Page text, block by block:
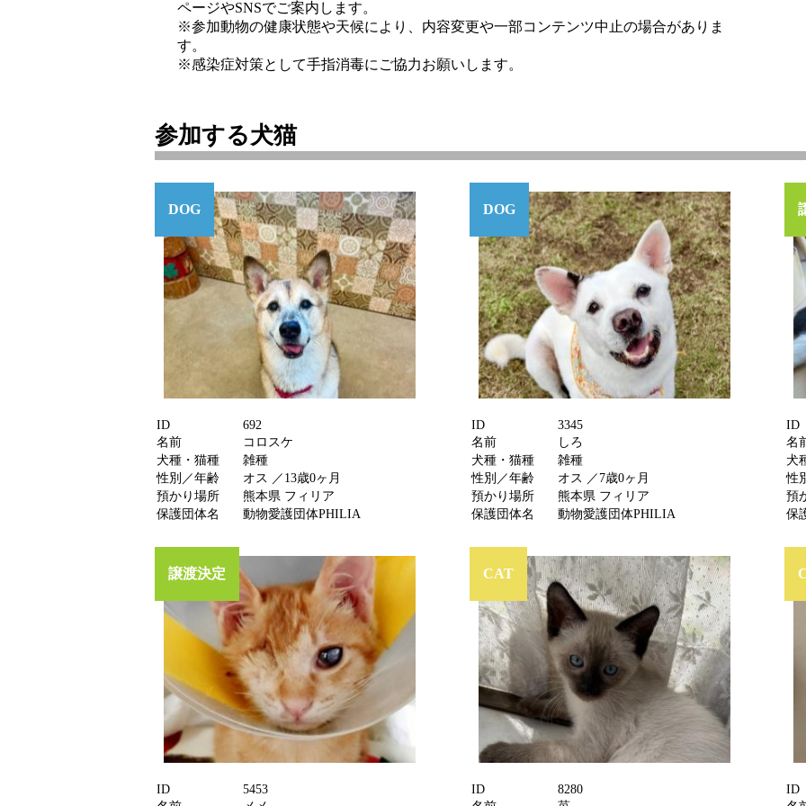
ページやSNSでご案内します。
※参加動物の健康状態や天候により、内容変更や一部コンテンツ中止の場合がありま
す。
※感染症対策として手指消毒にご協力お願いします。
参加する犬猫
DOG
ID
692
名前
コロスケ
犬種・猫種
雑種
性別／年齢
オス ／13歳0ヶ月
預かり場所
熊本県 フィリア
保護団体名
動物愛護団体PHILIA
DOG
ID
3345
名前
しろ
犬種・猫種
雑種
性別／年齢
オス ／7歳0ヶ月
預かり場所
熊本県 フィリア
保護団体名
動物愛護団体PHILIA
ID
名
犬
性
預
保
譲渡決定
ID
5453
CAT
ID
8280
ID